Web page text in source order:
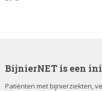
BijnierNET is een
Patiënten met bijnierziekten,